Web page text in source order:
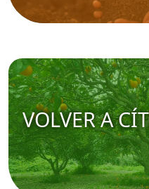
VOLVER A